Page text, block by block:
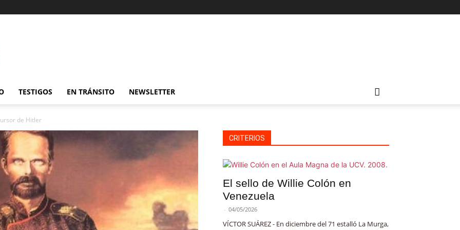
TESTIGOS EN TRÁNSITO NEWSLETTER
de Hitler
CRITERIOS
El sello de Willie Colón en
Venezuela
- 04/05/2026
VÍCTOR SUÁREZ - En diciembre del 71 estalló La Murga,